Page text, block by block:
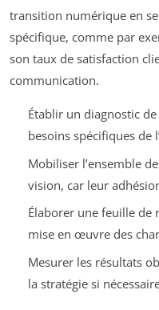
transition numérique en
spécifique, comme par
son taux de satisfaction
communication.
Établir un diagnostic
besoins spécifiques de
Mobiliser l’ensemble
vision, car leur
Élaborer une feuille de
mise en œuvre des
Mesurer les résultats
la stratégie si